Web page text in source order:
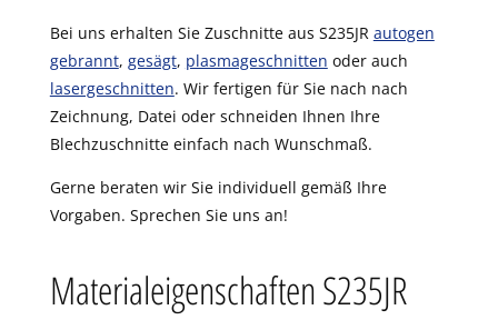
Bei uns erhalten Sie Zuschnitte aus S235JR autogen
gebrannt, gesägt, plasmageschnitten oder auch
lasergeschnitten. Wir fertigen für Sie nach nach
Zeichnung, Datei oder schneiden Ihnen Ihre
Blechzuschnitte einfach nach Wunschmaß.
Gerne beraten wir Sie individuell gemäß Ihre
Vorgaben. Sprechen Sie uns an!
Materialeigenschaften S235JR